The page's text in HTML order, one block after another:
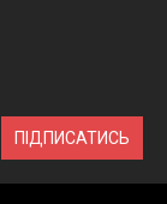
ПІДПИСАТИСЬ